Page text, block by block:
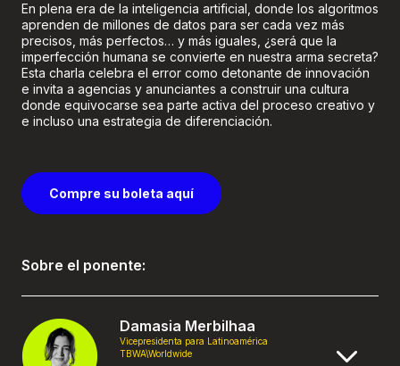
En plena era de la inteligencia artificial, donde los algoritmos
aprenden de millones de datos para ser cada vez más
precisos, más perfectos… y más iguales, ¿será que la
imperfección humana se convierte en nuestra arma secreta?
Esta charla celebra el error como detonante de innovación
e invita a agencias y anunciantes a construir una cultura
donde equivocarse sea parte activa del proceso creativo y
e incluso una estrategia de diferenciación.
Compre su boleta aquí
Sobre el ponente:
Damasia Merbilhaa
Vicepresidenta para Latinoamérica
TBWA\Worldwide